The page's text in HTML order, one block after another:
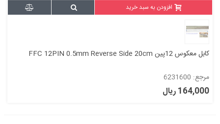
افزودن به سبد خرید
کابل معکوس 12پین FFC 12PIN 0.5mm Reverse Side 20cm
مرجع: 6231600
164,000 ریال